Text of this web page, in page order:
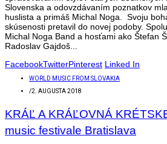
Slovenska a odovzdávaním poznatkov
huslista a primáš Michal Noga. Svoju
skúsenosti pretavil do novej podoby.
Michal Noga Band a hosťami ako Štefan
Radoslav Gajdoš...
FacebookTwitterPinterest Linked In
WORLD MUSIC FROM SLOVAKIA
/2. AUGUSTA 2018
KRÁĽ A KRÁĽOVNÁ
music festivale Bratislava